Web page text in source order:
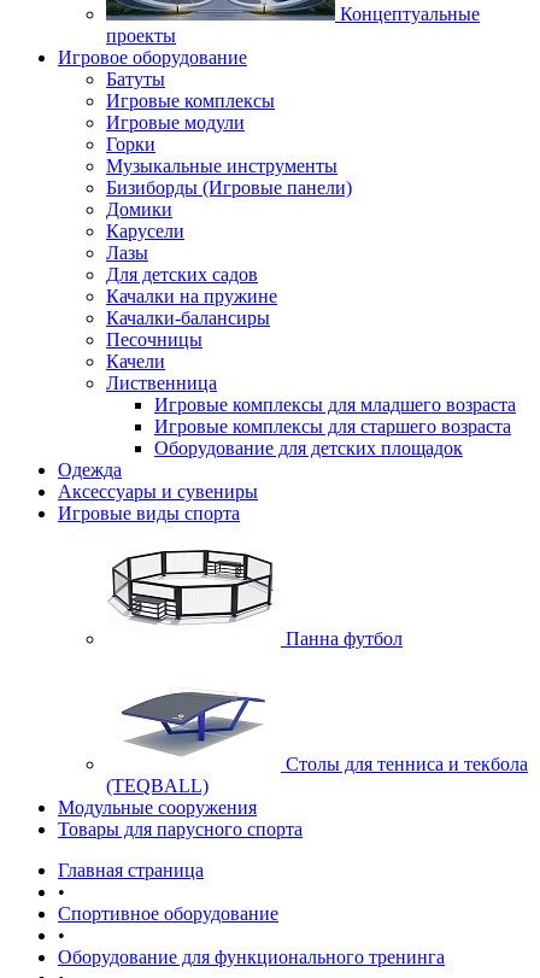
Концептуальные
проекты
Игровое оборудование
Батуты
Игровые комплексы
Игровые модули
Горки
Музыкальные инструменты
Бизиборды (Игровые панели)
Домики
Карусели
Лазы
Для детских садов
Качалки на пружине
Качалки-балансиры
Песочницы
Качели
Лиственница
Игровые комплексы для младшего возраста
Игровые комплексы для старшего возраста
Оборудование для детских площадок
Одежда
Аксессуары и сувениры
Игровые виды спорта
Панна футбол
Cтолы для тенниса и текбола
(TEQBALL)
Модульные сооружения
Товары для парусного спорта
Главная страница
•
Спортивное оборудование
•
Оборудование для функционального тренинга